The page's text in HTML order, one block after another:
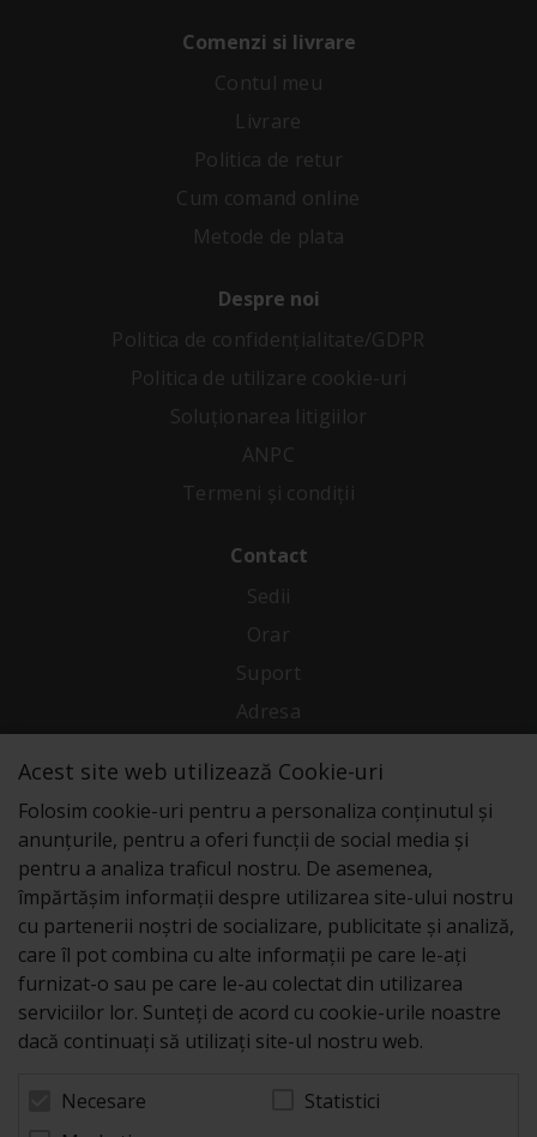
© 2026 Zeus Service case de marcat fiscale. Powered
Comenzi si livrare
Contul meu
Livrare
Politica de retur
Cum comand online
Metode de plata
Despre noi
Politica de confidenţialitate/GDPR
Politica de utilizare cookie-uri
Soluționarea litigiilor
ANPC
Termeni și condiții
Contact
Sedii
Orar
Suport
Adresa
Conecteaza-te cu noi
Acest site web utilizează Cookie-uri
Folosim cookie-uri pentru a personaliza conținutul și
anunțurile, pentru a oferi funcții de social media și
pentru a analiza traficul nostru. De asemenea,
împărtășim informații despre utilizarea site-ului nostru
cu partenerii noștri de socializare, publicitate și analiză,
care îl pot combina cu alte informații pe care le-ați
furnizat-o sau pe care le-au colectat din utilizarea
serviciilor lor. Sunteți de acord cu cookie-urile noastre
dacă continuați să utilizați site-ul nostru web.
Necesare
Statistici